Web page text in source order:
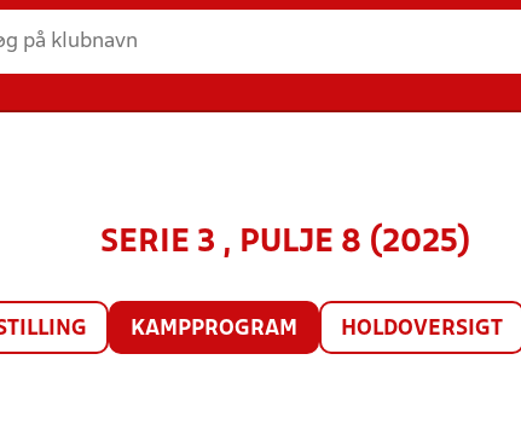
SERIE 3 , PULJE 8 (2025)
KAMPPROGRAM HOLDOVERSIGT